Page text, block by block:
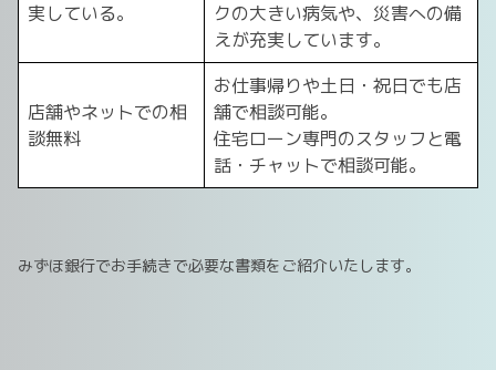
実している。
クの大きい病気や、災害への備
えが充実しています。
店舗やネットでの相
談無料
お仕事帰りや土日・祝日でも店
舗で相談可能。
住宅ローン専門のスタッフと電
話・チャットで相談可能。
みずほ銀行でお手続きで必要な書類をご紹介いたします。